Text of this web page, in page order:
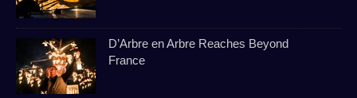
D’Arbre en Arbre Reaches Beyond
France